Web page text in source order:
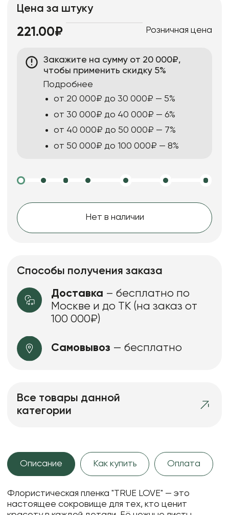
Цена за штуку
221.00₽ Розничная цена
Закажите на сумму от 20 000₽,
чтобы применить скидку 5%
Подробнее
от 20 000₽ до 30 000₽ — 5%
от 30 000₽ до 40 000₽ — 6%
от 40 000₽ до 50 000₽ — 7%
от 50 000₽ до 100 000₽ — 8%
Нет в наличии
Способы получения заказа
Доставка – бесплатно по
Москве и до ТК (на заказ от
100 000₽)
Самовывоз — бесплатно
Все товары данной
категории
Описание Как купить Оплата
Флористическая пленка "TRUE LOVE" — это
настоящее сокровище для тех, кто ценит